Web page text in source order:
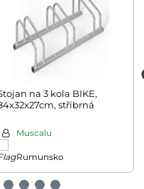
na 3 kola BIKE,
stříbrná
Muscalu
Rumunsko